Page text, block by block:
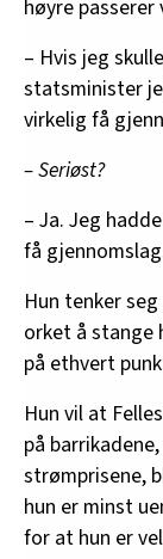
høyre
– Hvis jeg
statsminister
virkelig få
– Seriøst?
– Ja. Jeg
få
Hun tenker
orket å stange
på ethvert
Hun vil at
på
strømprisene,
hun er minst
for at hun er